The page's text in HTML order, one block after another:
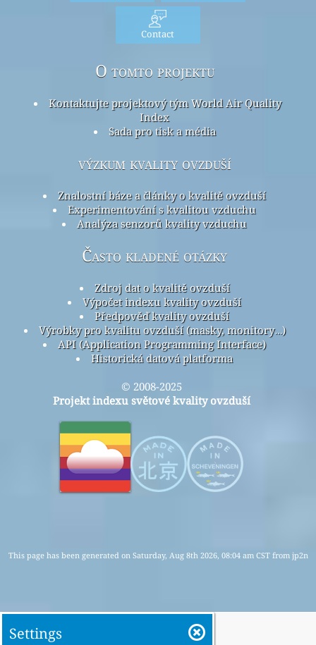
Contact
O tomto projektu
Kontaktujte projektový tým World Air Quality
Index
Sada pro tisk a média
výzkum kvality ovzduší
Znalostní báze a články o kvalitě ovzduší
Experimentování s kvalitou vzduchu
Analýza senzorů kvality vzduchu
Často kladené otázky
Zdroj dat o kvalitě ovzduší
Výpočet indexu kvality ovzduší
Předpověď kvality ovzduší
Výrobky pro kvalitu ovzduší (masky, monitory…)
API (Application Programming Interface)
Historická datová platforma
© 2008-2025
Projekt indexu světové kvality ovzduší
This page has been generated on Saturday, Aug 8th 2026, 08:04 am CST from jp2n
Settings